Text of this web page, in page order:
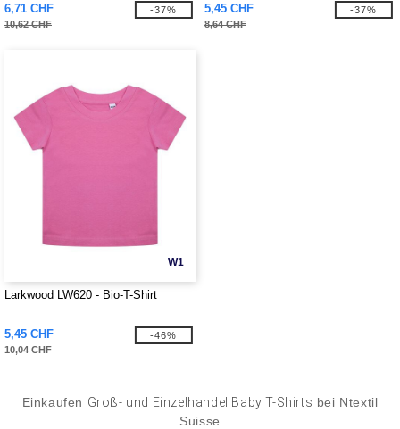
6,71 CHF
10,62 CHF
-37% 5,45 CHF
8,64 CHF
-37%
W1
Larkwood LW620 - Bio-T-Shirt
5,45 CHF
10,04 CHF
-46%
Einkaufen Groß- und Einzelhandel Baby T-Shirts bei Ntextil
Suisse